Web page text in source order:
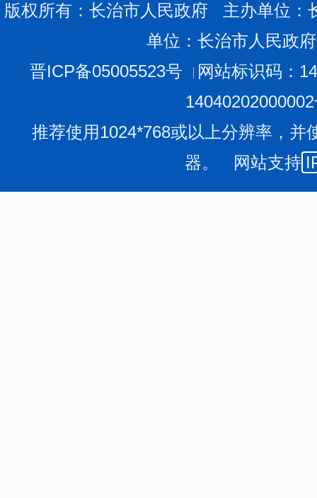
版权所有：长治市人民政府 主办单位
单位：长治市人民政
晋ICP备05005523号
网站标识码：
推荐使用1024*768或以上分辨率，并
器。 网站支持